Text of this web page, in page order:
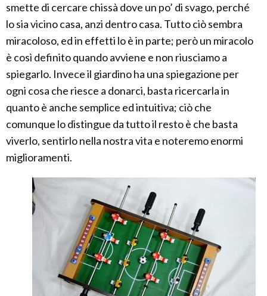
smette di cercare chissà dove un po’ di svago, perché
lo sia vicino casa, anzi dentro casa. Tutto ciò sembra
miracoloso, ed in effetti lo è in parte; però un miracolo
è così definito quando avviene e non riusciamo a
spiegarlo. Invece il giardino ha una spiegazione per
ogni cosa che riesce a donarci, basta ricercarla in
quanto è anche semplice ed intuitiva; ciò che
comunque lo distingue da tutto il resto è che basta
viverlo, sentirlo nella nostra vita e noteremo enormi
miglioramenti.